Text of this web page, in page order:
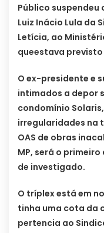
Público
Luiz Inácio Lula da
Letícia, ao
queestava
O ex-presidente e
intimados a depor
condomínio
irregularidades na
OAS de obras
MP, será o
de investigado.
O tríplex está em
tinha uma cota da
pertencia ao